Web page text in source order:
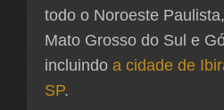
todo o Noroeste
Mato Grosso do Sul e
incluindo a cidade de
SP.